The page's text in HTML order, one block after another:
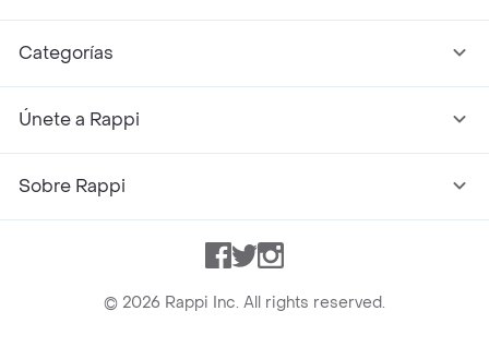
Categorías
Únete a Rappi
Sobre Rappi
Facebook
TwitterInstagram
© 2026 Rappi Inc. All rights reserved.